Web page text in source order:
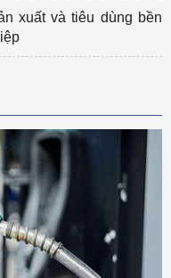
xuất và tiêu dùng bền